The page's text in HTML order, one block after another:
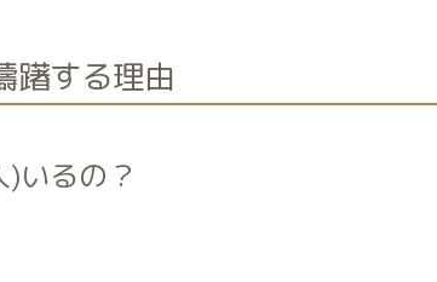
躇する理由
いるの？